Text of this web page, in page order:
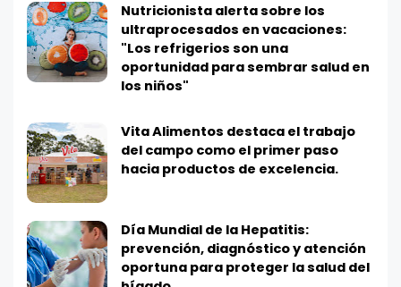
Nutricionista alerta sobre los
ultraprocesados en vacaciones:
"Los refrigerios son una
oportunidad para sembrar salud en
los niños"
Vita Alimentos destaca el trabajo
del campo como el primer paso
hacia productos de excelencia.
Día Mundial de la Hepatitis:
prevención, diagnóstico y atención
oportuna para proteger la salud del